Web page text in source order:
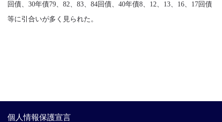
回債、30年債79、82、83、84回債、40年債8、12、13、16、17回債
等に引合いが多く見られた。
個人情報保護宣言